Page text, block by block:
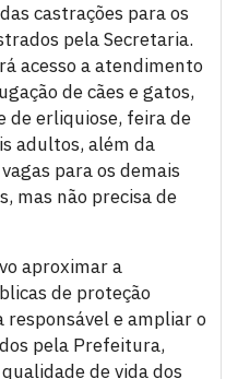
castrações para os
pela Secretaria.
acesso a atendimento
de cães e gatos,
de erliquiose, feira de
adultos, além da
para os demais
mas não precisa de
aproximar a
de proteção
e ampliar o
pela Prefeitura,
de vida dos